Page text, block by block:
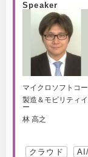
Speaker
マイクロソフトコ
製造＆モビリティ
ー
林 高之
クラウド